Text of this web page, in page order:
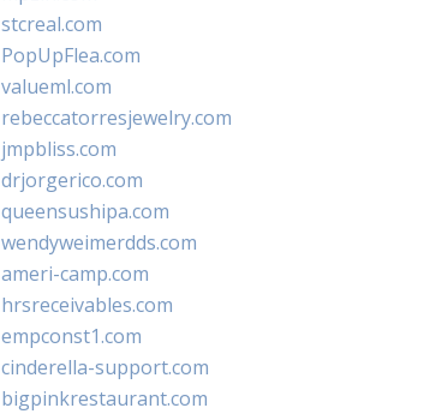
stcreal.com
PopUpFlea.com
valueml.com
rebeccatorresjewelry.com
jmpbliss.com
drjorgerico.com
queensushipa.com
wendyweimerdds.com
ameri-camp.com
hrsreceivables.com
empconst1.com
cinderella-support.com
bigpinkrestaurant.com